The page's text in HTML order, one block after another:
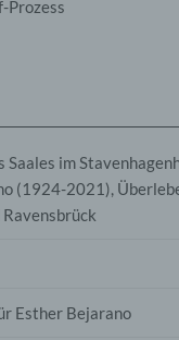
Prozess
Saales im
(1924-2021),
Esther Bejarano
oder
der
der
gespeicherter
Verarbeitung